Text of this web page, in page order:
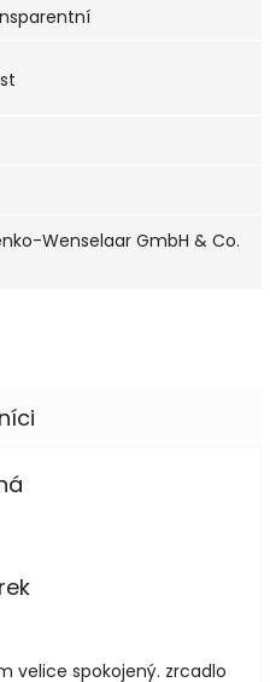
Wenselaar GmbH & Co.
velice spokojený. zrcadlo